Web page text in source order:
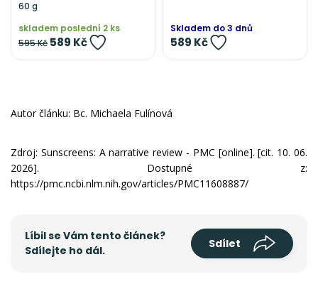
60 g
skladem poslední 2 ks
595 Kč 589 Kč
Skladem do 3 dnů
589 Kč
Autor článku: Bc. Michaela Fulínová
Zdroj: Sunscreens: A narrative review - PMC [online]. [cit. 10. 06.
2026]. Dostupné z:
https://pmc.ncbi.nlm.nih.gov/articles/PMC11608887/
Líbil se Vám tento článek?
Sdílejte ho dál.
Sdílet